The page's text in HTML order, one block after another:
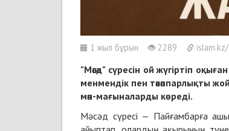
1 жыл бұрын 2289 islam.kz/
"Мәсәд" сүресін ой жүгіртіп
менмендік пен тәкәппарлықты
мән-мағыналарды көреді.
Мәсәд сүресі — Пайғамбарға